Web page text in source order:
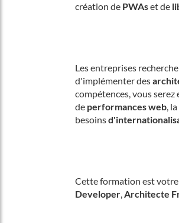
création de PWAset de
Les entreprises
d'implémenter des
compétences, vous
de performances web,
besoins
Cette formation est
Developer,Architecte